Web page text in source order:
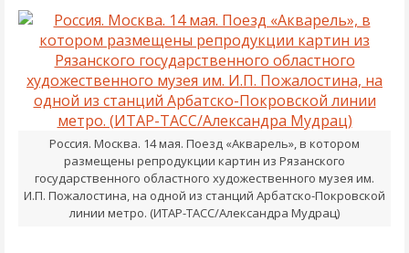
Россия. Москва. 14 мая. Поезд «Акварель», в котором
размещены репродукции картин из Рязанского
государственного областного художественного музея им.
И.П. Пожалостина, на одной из станций Арбатско-Покровской
линии метро. (ИТАР-ТАСС/Александра Мудрац)